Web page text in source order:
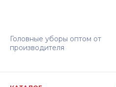
Головные уборы оптом от
производителя